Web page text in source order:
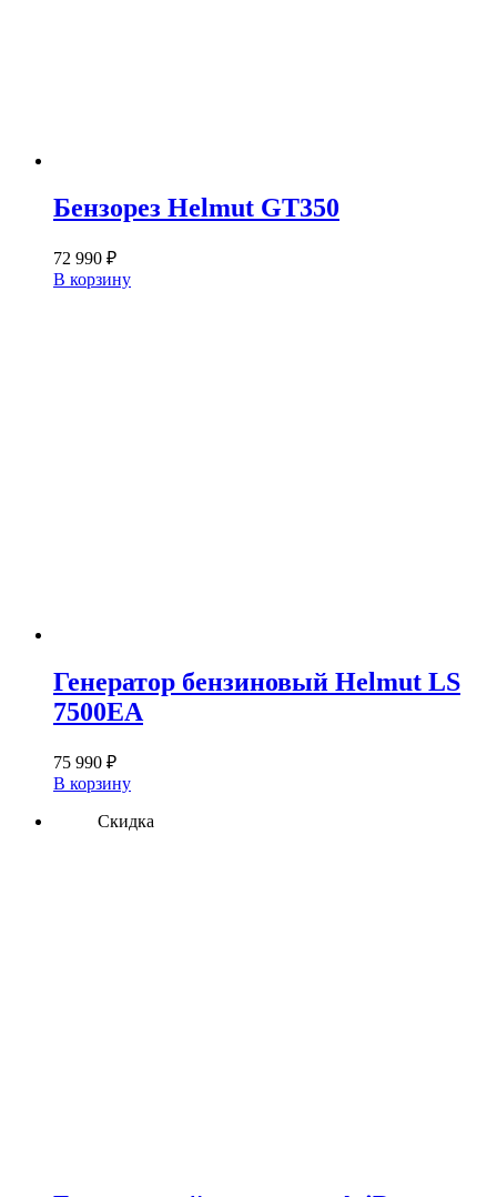
Бензорез Helmut GT350
72 990 ₽
В корзину
Генератор бензиновый Helmut LS
7500EA
75 990 ₽
В корзину
Скидка